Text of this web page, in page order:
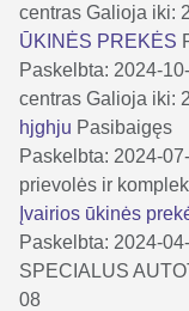
centras Galioja iki:
ŪKINĖS PREKĖS
Paskelbta: 2024-
centras Galioja iki:
hjghju Pasibaigęs
Paskelbta: 2024-
prievolės ir
Įvairios ūkinės
Paskelbta: 2024-
SPECIALUS
08